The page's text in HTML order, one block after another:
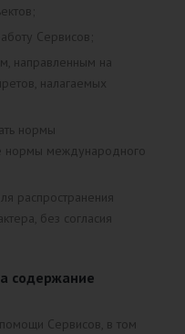
Сервисов;
направленным на
налагаемых
нормы
нормы международного
распространения
без согласия
содержание
Сервисов, в том